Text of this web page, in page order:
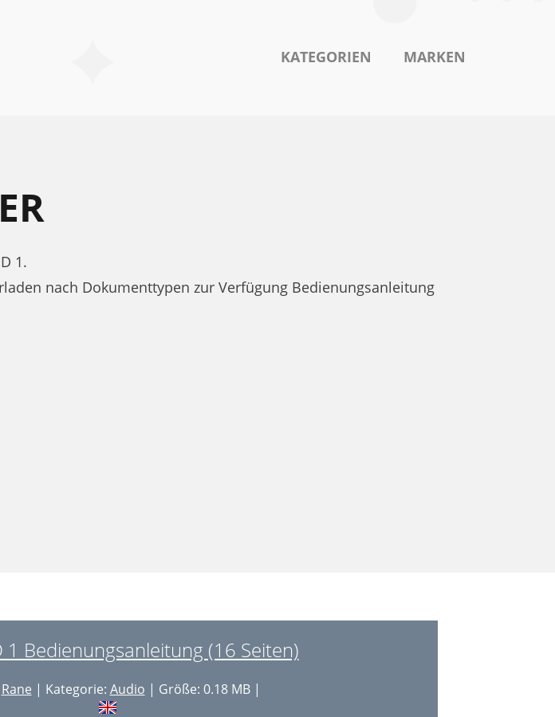
KATEGORIEN MARKEN
1.
nach Dokumenttypen zur Verfügung Bedienungsanleitung
1 Bedienungsanleitung (16 Seiten)
Rane | Kategorie: Audio | Größe: 0.18 MB |